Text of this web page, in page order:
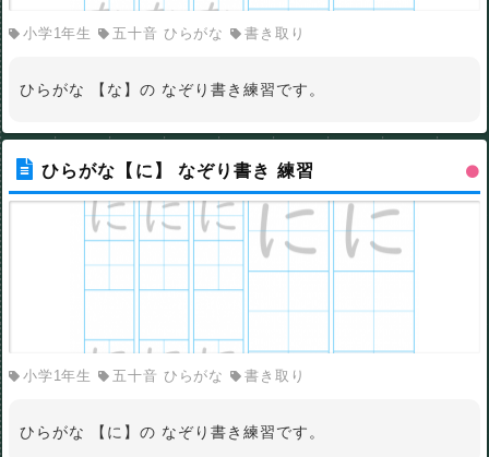
小学1年生 五十音 ひらがな 書き取り
ひらがな 【な】の なぞり書き練習です。
ひらがな【に】 なぞり書き 練習
小学1年生 五十音 ひらがな 書き取り
ひらがな 【に】の なぞり書き練習です。